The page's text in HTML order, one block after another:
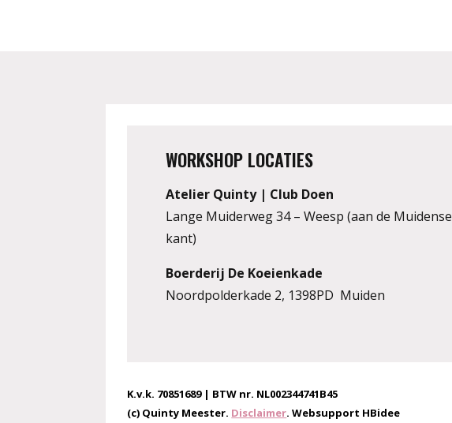
WORKSHOP LOCATIES
Atelier Quinty | Club Doen
Lange Muiderweg 34 – Weesp (aan de Muidense
kant)
Boerderij De Koeienkade
Noordpolderkade 2, 1398PD Muiden
K.v.k. 70851689 | BTW nr. NL002344741B45
(c) Quinty Meester. Disclaimer. Websupport HBidee